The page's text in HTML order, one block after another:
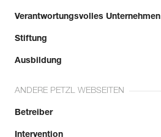
Verantwortungsvolles Unternehmen
Stiftung
Ausbildung
ANDERE PETZL WEBSEITEN
Betreiber
Intervention